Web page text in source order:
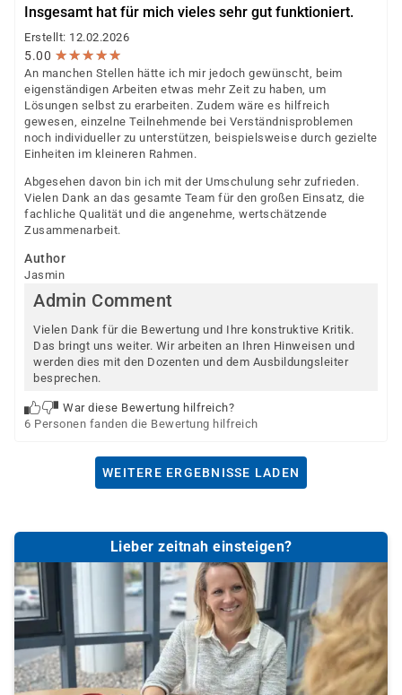
Insgesamt hat für mich vieles sehr gut funktioniert.
Erstellt: 12.02.2026
5.00 ★★★★★
★★★★★
An manchen Stellen hätte ich mir jedoch gewünscht, beim
eigenständigen Arbeiten etwas mehr Zeit zu haben, um
Lösungen selbst zu erarbeiten. Zudem wäre es hilfreich
gewesen, einzelne Teilnehmende bei Verständnisproblemen
noch individueller zu unterstützen, beispielsweise durch gezielte
Einheiten im kleineren Rahmen.
Abgesehen davon bin ich mit der Umschulung sehr zufrieden.
Vielen Dank an das gesamte Team für den großen Einsatz, die
fachliche Qualität und die angenehme, wertschätzende
Zusammenarbeit.
Author
Jasmin
Admin Comment
Vielen Dank für die Bewertung und Ihre konstruktive Kritik.
Das bringt uns weiter. Wir arbeiten an Ihren Hinweisen und
werden dies mit den Dozenten und dem Ausbildungsleiter
besprechen.
War diese Bewertung hilfreich?
6 Personen fanden die Bewertung hilfreich
WEITERE ERGEBNISSE LADEN
Lieber zeitnah einsteigen?